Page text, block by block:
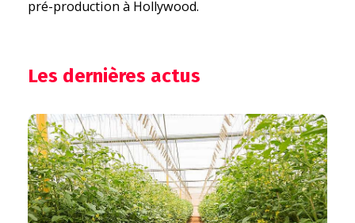
pré-production à Hollywood.
Les dernières actus